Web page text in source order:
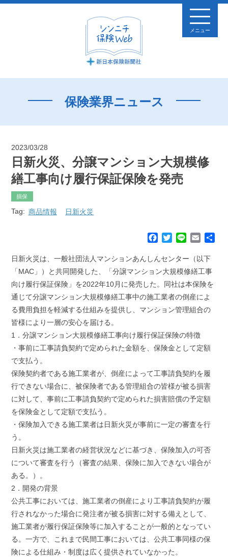
メニュー
保険業界ニュース
2023/03/28
日新火災、分譲マンション大規模修
繕工事向け履行保証保険を発売
損保
Tag: 商品情報 日新火災
c
e
o
o
k
T
i
t
e
r
n
e
E
a
i
日新火災は、一般社団法人マンションあんしんセンター（以下
「MAC」）と共同開発した、「分譲マンション大規模修繕工事
向け履行保証保険」を2022年10月に発売した。同社は本保険を
通じて分譲マンション大規模修繕工事中の施工業者の倒産によ
る費用負担を軽減する仕組みを提供し、マンション管理組合の
皆様により一層の安心を届ける。
1．分譲マンション大規模修繕工事向け履行保証保険の特徴
・事前に工事請負契約で定められた金額を、保険金として定額
で支払う。
保険契約者である施工業者が、倒産によって工事請負契約を履
行できない場合に、被保険者である管理組合の皆様が被る損害
に対して、事前に工事請負契約で定められた損害賠償の予定額
を保険金として定額で支払う。
・保険加入できる施工業者は日新火災が事前に一定の審査を行
う。
日新火災は施工業者の経営状況などに基づき、保険加入の可否
について審査を行う（審査の結果、保険に加入できない場合が
ある。）。
2．開発の背景
公共工事においては、施工業者の倒産により工事請負契約が履
行されなかった場合に発注者が被る損害に対する備えとして、
施工業者が履行保証保険等に加入することが一般的となってい
る。一方で、これまで民間工事においては、公共工事同様の保
険による仕組み・制度は広く提供されていなかった。